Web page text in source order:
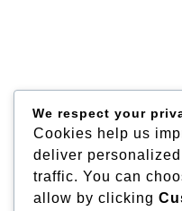
We respect your
Cookies help us
deliver
traffic. You can
allow by clicking